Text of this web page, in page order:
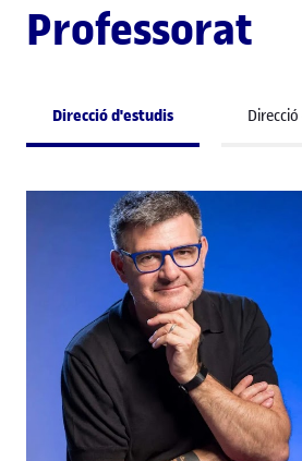
Professorat
Direcció d'estudis